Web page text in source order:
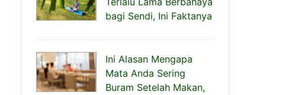
bagi Sendi, Ini Faktanya
Ini Alasan Mengapa
Mata Anda Sering
Buram Setelah Makan,